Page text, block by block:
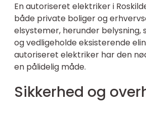
En autoriseret elektriker i
både private boliger og
elsystemer, herunder
og vedligeholde eksisterende
autoriseret elektriker har den
en pålidelig måde.
Sikkerhed og